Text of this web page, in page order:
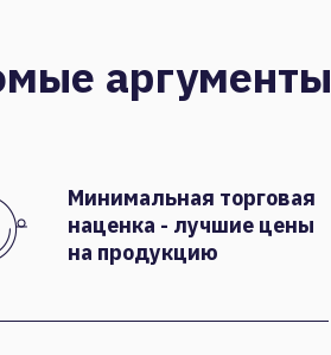
аргументы
Минимальная торговая
наценка - лучшие цены
на продукцию